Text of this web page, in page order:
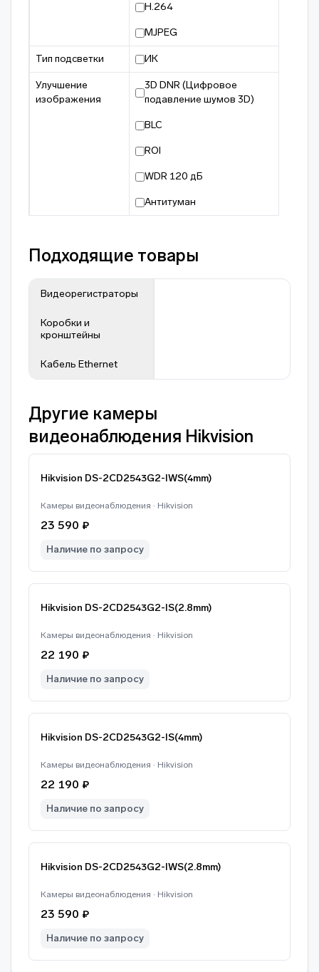
H.264
MJPEG
Тип подсветки ИК
Улучшение
изображения
3D DNR (Цифровое
подавление шумов 3D)
BLC
ROI
WDR 120 дБ
Антитуман
Подходящие товары
Видеорегистраторы
Коробки и
кронштейны
Кабель Ethernet
Другие камеры
видеонаблюдения Hikvision
Hikvision DS-2CD2543G2-IWS(4mm)
Камеры видеонаблюдения · Hikvision
23 590 ₽
Наличие по запросу
Hikvision DS-2CD2543G2-IS(2.8mm)
Камеры видеонаблюдения · Hikvision
22 190 ₽
Наличие по запросу
Hikvision DS-2CD2543G2-IS(4mm)
Камеры видеонаблюдения · Hikvision
22 190 ₽
Наличие по запросу
Hikvision DS-2CD2543G2-IWS(2.8mm)
Камеры видеонаблюдения · Hikvision
23 590 ₽
Наличие по запросу